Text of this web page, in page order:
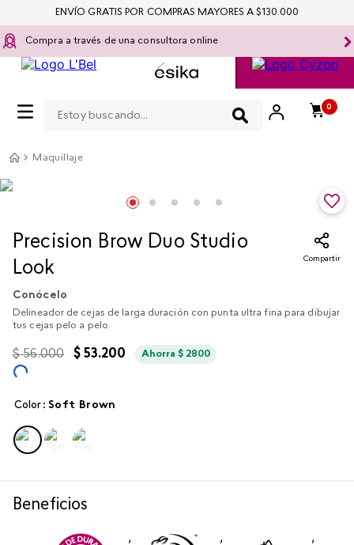
Compra a través de una consultora online
0
ENVÍO GRATIS POR COMPRAS MAYORES A $130.000
Maquillaje
Precision Brow Duo Studio
Look
Compartir
Conócelo
Delineador de cejas de larga duración con punta ultra fina para dibujar
tus cejas pelo a pelo.
$ 56.000 $ 53.200 Ahorra$ 2800
Color : soft brown
Beneficios
,
, ,